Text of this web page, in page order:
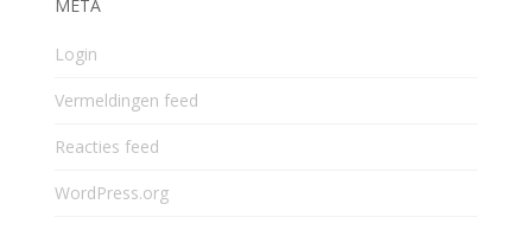
META
Login
Vermeldingen feed
Reacties feed
WordPress.org